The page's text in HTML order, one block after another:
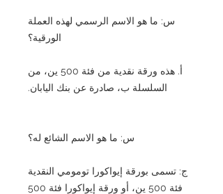
س: ما هو الاسم الرسمي لهذه العملة
الورقية؟
أ. هذه ورقة نقدية من فئة 500 ين، من
السلسلة ب، صادرة عن بنك اليابان.
س: ما هو الاسم الشائع له؟
ج: تسمى بورقة إيواكورا تومومي النقدية
فئة 500 ين، أو ورقة إيواكورا فئة 500